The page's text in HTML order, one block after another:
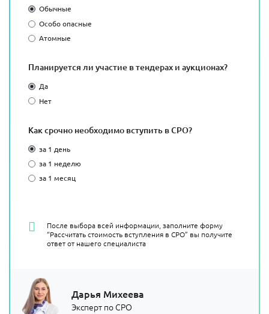
Обычные
Особо опасные
Атомные
Планируется ли участие в тендерах и аукционах?
Да
Нет
Как срочно необходимо вступить в СРО?
за 1 день
за 1 неделю
за 1 месяц
После выбора всей информации, заполните форму
“Рассчитать стоимость вступления в СРО” вы получите
ответ от нашего специалиста
Дарья Михеева
Эксперт по СРО